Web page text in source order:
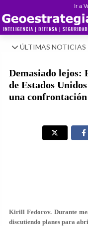
Ir a
ÚLTIMAS NOTICIAS
Demasiado lejos:
de Estados
una
Kirill Fedorov. Durante
discutiendo planes para